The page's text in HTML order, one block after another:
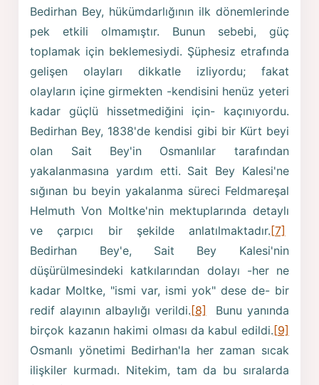
Bedirhan Bey, hükümdarlığının ilk dönemlerinde
pek etkili olmamıştır. Bunun sebebi, güç
toplamak için beklemesiydi. Şüphesiz etrafında
gelişen olayları dikkatle izliyordu; fakat
olayların içine girmekten -kendisini henüz yeteri
kadar güçlü hissetmediğini için- kaçınıyordu.
Bedirhan Bey, 1838'de kendisi gibi bir Kürt beyi
olan Sait Bey'in Osmanlılar tarafından
yakalanmasına yardım etti. Sait Bey Kalesi'ne
sığınan bu beyin yakalanma süreci Feldmareşal
Helmuth Von Moltke'nin mektuplarında detaylı
ve çarpıcı bir şekilde anlatılmaktadır. [7]
Bedirhan Bey'e, Sait Bey Kalesi'nin
düşürülmesindeki katkılarından dolayı -her ne
kadar Moltke, "ismi var, ismi yok" dese de- bir
redif alayının albaylığı verildi. [8]
Bunu yanında
birçok kazanın hakimi olması da kabul edildi. [9]
Osmanlı yönetimi Bedirhan'la her zaman sıcak
ilişkiler kurmadı. Nitekim, tam da bu sıralarda